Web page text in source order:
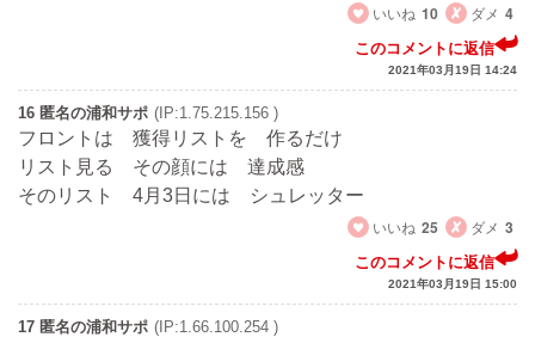
いいね 10 ダメ 4
このコメントに返信
2021年03月19日 14:24
16 匿名の浦和サポ (IP:1.75.215.156 )
フロントは 獲得リストを 作るだけ
リスト見る その顔には 達成感
そのリスト 4月3日には シュレッター
いいね 25 ダメ 3
このコメントに返信
2021年03月19日 15:00
17 匿名の浦和サポ (IP:1.66.100.254 )